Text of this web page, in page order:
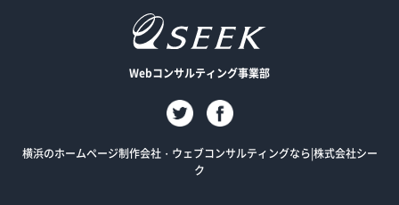
Webコンサルティング事業部
横浜のホームページ制作会社・ウェブコンサルティングなら|株式会社シー
ク